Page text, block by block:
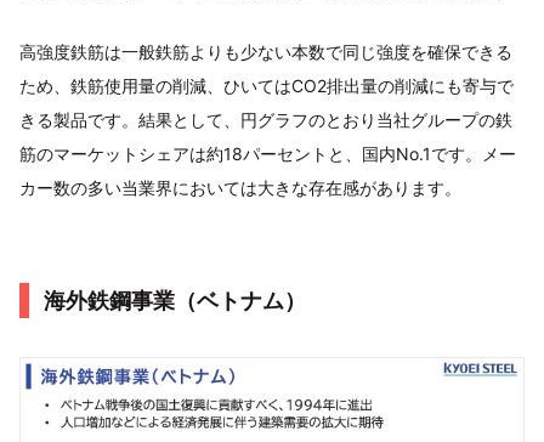
高強度鉄筋は一般鉄筋よりも少ない本数で同じ強度を確保できる
ため、鉄筋使用量の削減、ひいてはCO2排出量の削減にも寄与で
きる製品です。結果として、円グラフのとおり当社グループの鉄
筋のマーケットシェアは約18パーセントと、国内No.1です。メー
カー数の多い当業界においては大きな存在感があります。
海外鉄鋼事業（ベトナム）